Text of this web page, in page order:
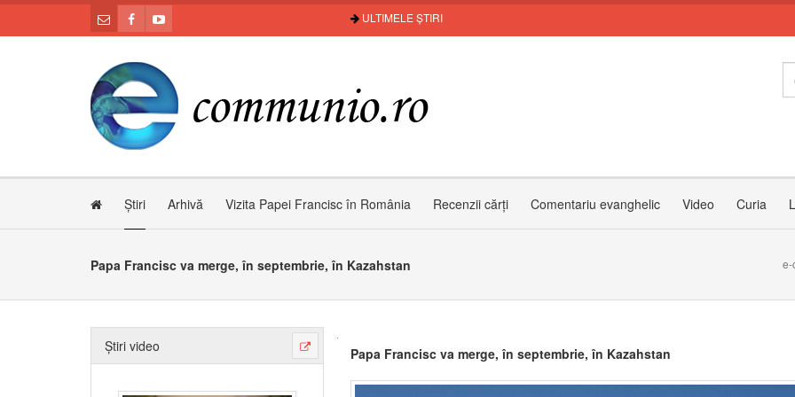
ULTIMELE ȘTIRI
Știri Arhivă Vizita Papei Francisc în România Recenzii cărți Comentariu evanghelic Video Curia
Papa Francisc va merge, în septembrie, în Kazahstan e-
Știri video Papa Francisc va merge, în septembrie, în Kazahstan